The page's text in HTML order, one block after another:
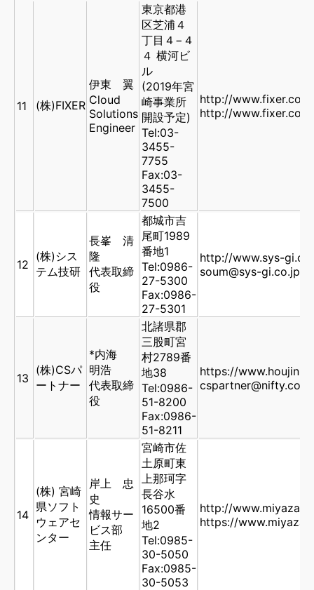
11 (株)FIXER
伊東 翼
Cloud
Solutions
Engineer
東京都港
区芝浦４
丁目４−４
４ 横河ビ
ル
(2019年宮
崎事業所
開設予定)
Tel:03-
3455-
7755
Fax:03-
3455-
7500
http://
http://
12
(株)シス
テム技研
長峯 清
隆
代表取締
役
都城市吉
尾町1989
番地1
Tel:0986-
27-5300
Fax:0986-
27-5301
http://www.sys-
soum@sys-gi.co.jp
13
(株)CSパ
ートナー
*内海
明浩
代表取締
役
北諸県郡
三股町宮
村2789番
地38
Tel:0986-
51-8200
Fax:0986-
51-8211
https://
cspartner@nifty.com
14
(株) 宮崎
県ソフト
ウェアセ
ンター
岸上 忠
史
情報サー
ビス部
主任
宮崎市佐
土原町東
上那珂字
長谷水
16500番
地2
Tel:0985-
30-5050
Fax:0985-
30-5053
http://
https://